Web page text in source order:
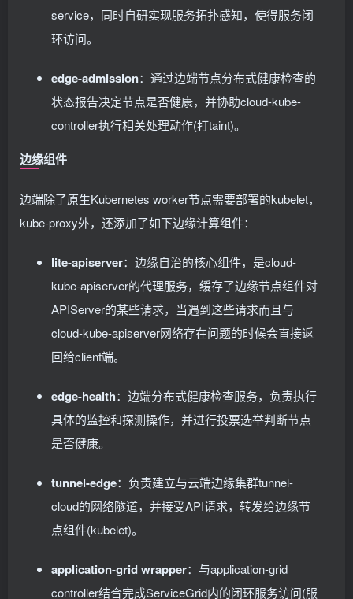
service，同时自研实现服务拓扑感知，使得服务闭
环访问。
edge-admission：通过边端节点分布式健康检查的
状态报告决定节点是否健康，并协助cloud-kube-
controller执行相关处理动作(打taint)。
边缘组件
边端除了原生Kubernetes worker节点需要部署的kubelet，
kube-proxy外，还添加了如下边缘计算组件：
lite-apiserver：边缘自治的核心组件，是cloud-
kube-apiserver的代理服务，缓存了边缘节点组件对
APIServer的某些请求，当遇到这些请求而且与
cloud-kube-apiserver网络存在问题的时候会直接返
回给client端。
edge-health：边端分布式健康检查服务，负责执行
具体的监控和探测操作，并进行投票选举判断节点
是否健康。
tunnel-edge：负责建立与云端边缘集群tunnel-
cloud的网络隧道，并接受API请求，转发给边缘节
点组件(kubelet)。
application-grid wrapper：与application-grid
controller结合完成ServiceGrid内的闭环服务访问(服